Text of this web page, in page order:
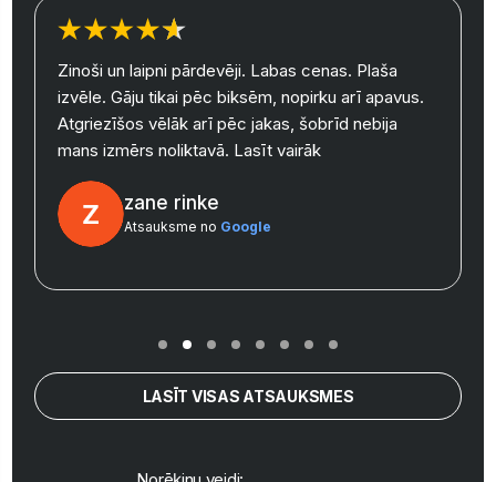
Zinoši un laipni pārdevēji. Labas cenas. Plaša
izvēle. Gāju tikai pēc biksēm, nopirku arī apavus.
Atgriezīšos vēlāk arī pēc jakas, šobrīd nebija
mans izmērs noliktavā. Lasīt vairāk
zane rinke
Atsauksme no Google
LASĪT VISAS ATSAUKSMES